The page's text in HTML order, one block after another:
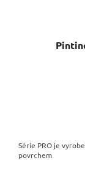
Série PRO je
povrchem